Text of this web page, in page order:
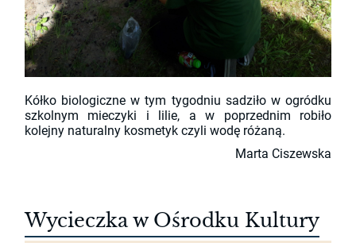
Kółko biologiczne w tym tygodniu sadziło w ogródku
szkolnym mieczyki i lilie, a w poprzednim robiło
kolejny naturalny kosmetyk czyli wodę różaną.
Marta Ciszewska
Wycieczka w Ośrodku Kultury